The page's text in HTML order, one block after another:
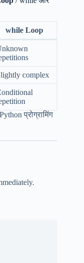
while Loop
complex
प्रोग्रामिंग